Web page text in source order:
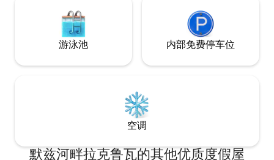
游泳池 内部免费停车位
空调
默兹河畔拉克鲁瓦的其他优质度假屋